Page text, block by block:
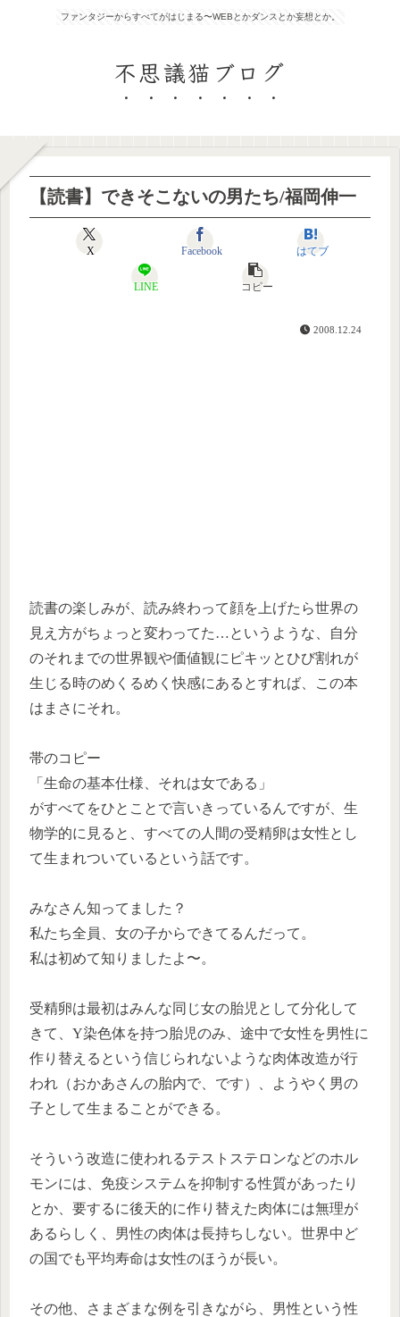
ファンタジーからすべてがはじまる〜WEBとかダンスとか妄想とか。
不思議猫ブログ
【読書】できそこないの男たち/福岡伸一
X Facebook はてブ
LINE コピー
2008.12.24
読書の楽しみが、読み終わって顔を上げたら世界の
見え方がちょっと変わってた…というような、自分
のそれまでの世界観や価値観にピキッとひび割れが
生じる時のめくるめく快感にあるとすれば、この本
はまさにそれ。
帯のコピー
「生命の基本仕様、それは女である」
がすべてをひとことで言いきっているんですが、生
物学的に見ると、すべての人間の受精卵は女性とし
て生まれついているという話です。
みなさん知ってました？
私たち全員、女の子からできてるんだって。
私は初めて知りましたよ〜。
受精卵は最初はみんな同じ女の胎児として分化して
きて、Y染色体を持つ胎児のみ、途中で女性を男性に
作り替えるという信じられないような肉体改造が行
われ（おかあさんの胎内で、です）、ようやく男の
子として生まることができる。
そういう改造に使われるテストステロンなどのホル
モンには、免疫システムを抑制する性質があったり
とか、要するに後天的に作り替えた肉体には無理が
あるらしく、男性の肉体は長持ちしない。世界中ど
の国でも平均寿命は女性のほうが長い。
その他、さまざまな例を引きながら、男性という性